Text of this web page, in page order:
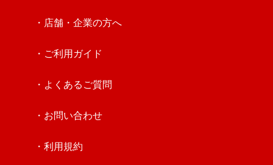
・店舗・企業の方へ
・ご利用ガイド
・よくあるご質問
・お問い合わせ
・利用規約